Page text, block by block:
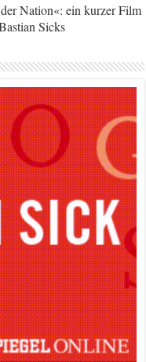
Nation«: ein kurzer Film
Sicks